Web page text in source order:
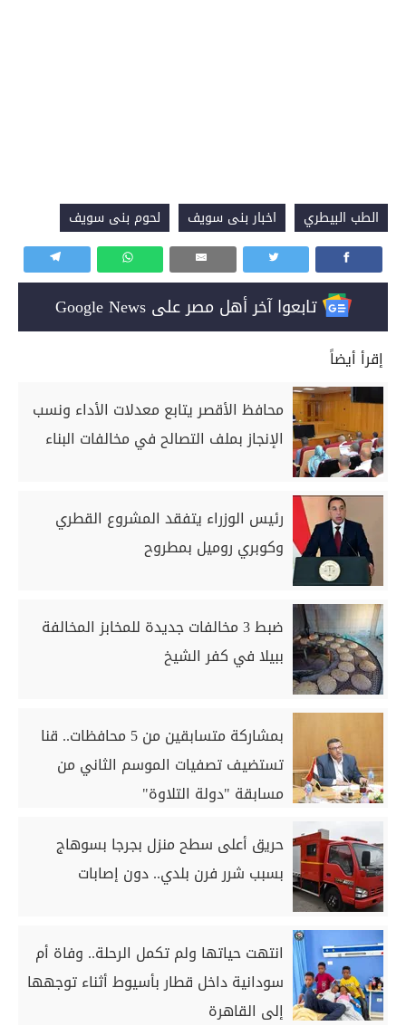
الطب البيطري اخبار بنى سويف لحوم بنى سويف
تابعوا آخر أهل مصر على Google News
إقرأ أيضاً
محافظ الأقصر يتابع معدلات الأداء ونسب
الإنجاز بملف التصالح في مخالفات البناء
رئيس الوزراء يتفقد المشروع القطري
وكوبري روميل بمطروح
ضبط 3 مخالفات جديدة للمخابز المخالفة
ببيلا في كفر الشيخ
بمشاركة متسابقين من 5 محافظات.. قنا
تستضيف تصفيات الموسم الثاني من
مسابقة "دولة التلاوة"
حريق أعلى سطح منزل بجرجا بسوهاج
بسبب شرر فرن بلدي.. دون إصابات
انتهت حياتها ولم تكمل الرحلة.. وفاة أم
سودانية داخل قطار بأسيوط أثناء توجهها
إلى القاهرة